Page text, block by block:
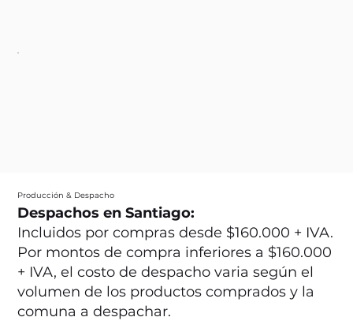
Producción & Despacho
Despachos en Santiago:
Incluidos por compras desde $160.000 + IVA.
Por montos de compra inferiores a $160.000
+ IVA, el costo de despacho varia según el
volumen de los productos comprados y la
comuna a despachar.